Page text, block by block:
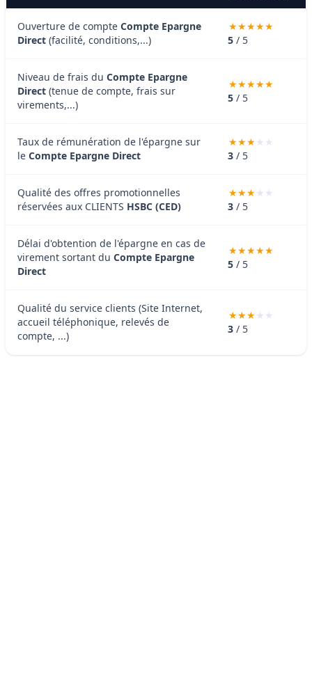
Ouverture de compte Compte Epargne
Direct (facilité, conditions,...) 5 / 5
Niveau de frais du Compte Epargne
Direct (tenue de compte, frais sur
virements,...)
5 / 5
Taux de rémunération de l'épargne sur
le Compte Epargne Direct 3 / 5
Qualité des offres promotionnelles
réservées aux CLIENTS HSBC (CED) 3 / 5
Délai d'obtention de l'épargne en cas de
virement sortant du Compte Epargne
Direct
5 / 5
Qualité du service clients (Site Internet,
accueil téléphonique, relevés de
compte, ...)
3 / 5